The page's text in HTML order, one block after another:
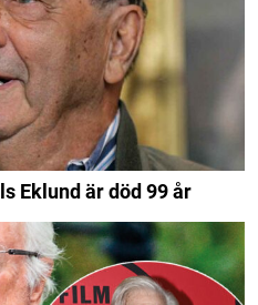
Eklund är död 99 år